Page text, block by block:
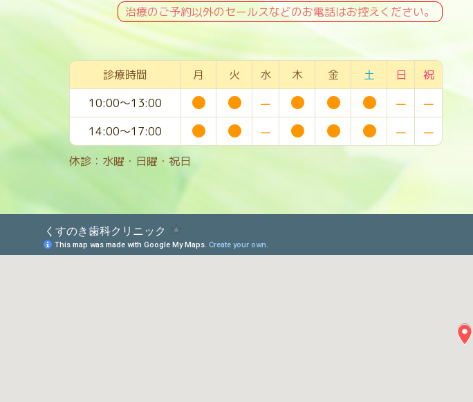
治療のご予約以外のセールスなどのお電話はお控えください。
診療時間 月 火 水 木 金 土 日
祝
10:00～13:00
● ● − ● ● ● − −
14:00～17:00 ● ● − ● ● ● − −
休診：水曜・日曜・祝日